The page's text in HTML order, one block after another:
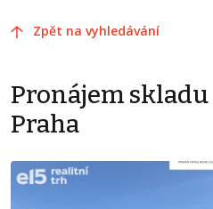
Zpět na vyhledávání
Pronájem skladu
Praha